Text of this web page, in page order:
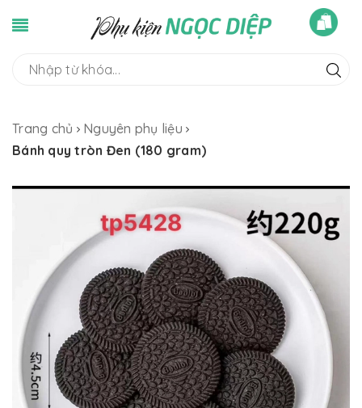
Trang chủ
Nguyên phụ liệu
Bánh quy tròn Đen (180 gram)